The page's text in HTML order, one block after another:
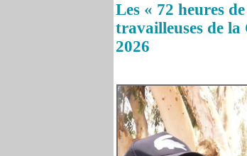
Les « 72 heures
travailleuses de la
2026